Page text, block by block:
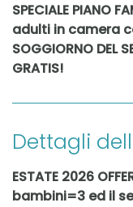
SPECIALE PIANO
adulti in camera
SOGGIORNO DEL
GRATIS!
Dettagli
ESTATE 2026
bambini=3 ed il